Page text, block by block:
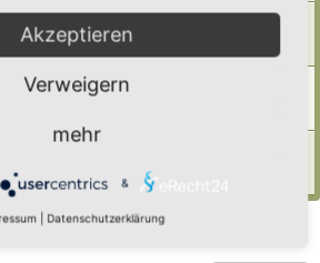
«Mi 14. Jan 2026, 19:33
wichtiger Lebensraum im Herbst und Winter
Do 13. Nov 2025, 22:23
Akzeptieren
Verweigern
mehr
&
Datenschutzerklärung